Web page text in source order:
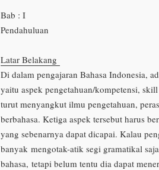
Bab : I
Pendahuluan
Latar Belakang
Di dalam pengajaran Bahasa Indonesia,
yaitu aspek pengetahuan/kompetensi,
turut menyangkut ilmu pengetahuan,
berbahasa. Ketiga aspek tersebut harus
yang sebenarnya dapat dicapai. Kalau
banyak mengotak-atik segi gramatikal
bahasa, tetapi belum tentu dia dapat